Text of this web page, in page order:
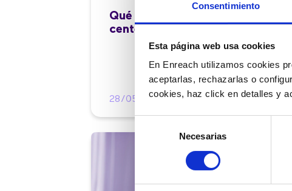
Consentimiento
Esta página web usa cookies
En Enreach utilizamos cookies
aceptarlas, rechazarlas o
cookies, haz click en detalles y
consentimiento
Necesarias
Qué es el FCR en un contact
center y cómo mejorarlo
28/05/2026